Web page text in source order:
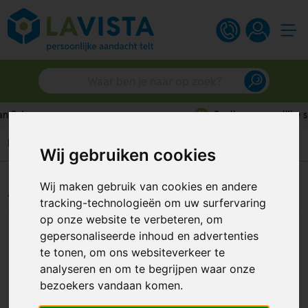
Wij gebruiken cookies
Wij maken gebruik van cookies en andere
tracking-technologieën om uw surfervaring
op onze website te verbeteren, om
gepersonaliseerde inhoud en advertenties
te tonen, om ons websiteverkeer te
analyseren en om te begrijpen waar onze
bezoekers vandaan komen.
Snelle persoonlijke service
Home
Algemene Voorwaarden
Artikel 1. Algemeen
Deze voorwaarden zijn van toepassing op iedere
aanbieding, offerte en overeenkomst tussen Lavista
Relatiegeschenken B.V. en een Wederpartij waarop